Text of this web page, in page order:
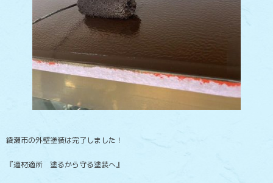
綾瀬市の外壁塗装は完了しました！
『適材適所 塗るから守る塗装へ』